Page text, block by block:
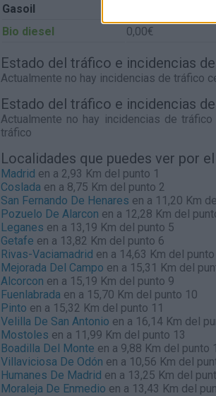
Gasoil
Bio diesel
0,00€
Estado del tráfico e incidencias de
Actualmente no hay incidencias de tráfico
Estado del tráfico e incidencias
Actualmente no hay incidencias de tráfico
tráfico
Localidades que puedes ver por
Madrid en a 2,93 Km del punto 1
Coslada en a 8,75 Km del punto 2
San Fernando De Henares en a 11,20 Km
Pozuelo De Alarcon en a 12,28 Km del
Leganes en a 13,19 Km del punto 5
Getafe en a 13,82 Km del punto 6
Rivas-Vaciamadrid en a 14,63 Km del
Mejorada Del Campo en a 15,31 Km del
Alcorcon en a 15,19 Km del punto 9
Fuenlabrada en a 15,70 Km del punto 10
Pinto en a 15,32 Km del punto 11
Velilla De San Antonio en a 16,14 Km del
Mostoles en a 11,99 Km del punto 13
Boadilla Del Monte en a 9,88 Km del punto
Villaviciosa De Odón en a 10,56 Km del
Humanes De Madrid en a 13,25 Km del
Moraleja De Enmedio en a 13,43 Km del